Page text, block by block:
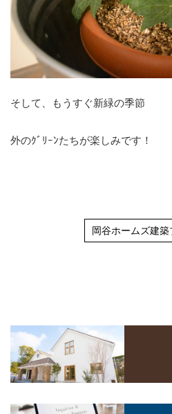
そして、もうすぐ新緑の季節
外のｸﾞﾘｰﾝたちが楽しみです！
岡谷ホームズ建